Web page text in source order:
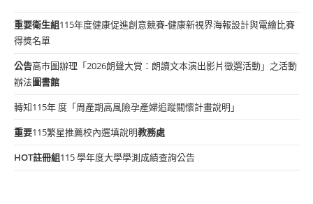
重要衛生組115年度健康促進創意競賽-健康新視界海報設計與電繪比賽
得獎名單
公告高市圖辦理「2026朗聲大賞：朗讀文本演出影片徵選活動」之活動
辦法圖書館
轉知115年 度「周產期高風險孕產婦追蹤關懷計畫說明」
重要115繁星推薦校內選填說明教務處
HOT註冊組115 學年度大學學測成績查詢公告